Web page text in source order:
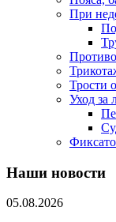
При
Трости
Уход за
Наши новости
05.08.2026